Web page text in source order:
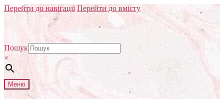
Перейти до навігації Перейти до вмісту
Пошук
×
Меню